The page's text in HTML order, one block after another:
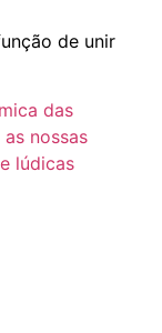
de unir